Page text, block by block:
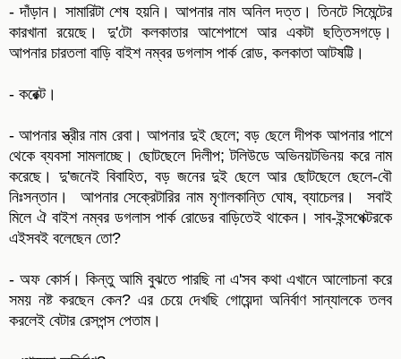
- দাঁড়ান। সামারিটা শেষ হয়নি। আপনার নাম অনিল দত্ত। তিনটে সিমেন্টের
কারখানা রয়েছে। দু'টো কলকাতার আশেপাশে আর একটা ছত্তিসগড়ে।
আপনার চারতলা বাড়ি বাইশ নম্বর ডগলাস পার্ক রোড, কলকাতা আটষট্টি।
- করেক্ট।
- আপনার স্ত্রীর নাম রেবা। আপনার দুই ছেলে; বড় ছেলে দীপক আপনার পাশে
থেকে ব্যবসা সামলাচ্ছে। ছোটছেলে দিলীপ; টলিউডে অভিনয়টভিনয় করে নাম
করেছে। দু'জনেই বিবাহিত, বড় জনের দুই ছেলে আর ছোটছেলে ছেলে-বৌ
নিঃসন্তান। আপনার সেক্রেটারির নাম মৃণালকান্তি ঘোষ, ব্যাচেলর। সবাই
মিলে ঐ বাইশ নম্বর ডগলাস পার্ক রোডের বাড়িতেই থাকেন। সাব-ইন্সপেক্টরকে
এইসবই বলেছেন তো?
- অফ কোর্স। কিন্তু আমি বুঝতে পারছি না এ'সব কথা এখানে আলোচনা করে
সময় নষ্ট করছেন কেন? এর চেয়ে দেখছি গোয়েন্দা অনির্বাণ সান্যালকে তলব
করলেই বেটার রেসপন্স পেতাম।